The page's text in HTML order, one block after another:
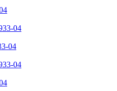
04
04
04